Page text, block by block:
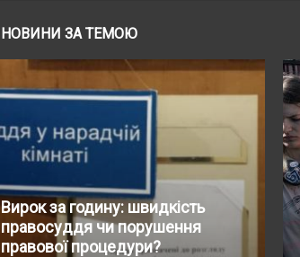
НОВИНИ ЗА ТЕМОЮ
Вирок за годину: швидкість
правосуддя чи порушення
правової процедури?